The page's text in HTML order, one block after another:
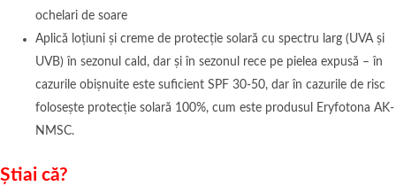
ochelari de soare
Aplică loțiuni și creme de protecție solară cu spectru larg (UVA și
UVB) în sezonul cald, dar și în sezonul rece pe pielea expusă – în
cazurile obișnuite este suficient SPF 30-50, dar în cazurile de risc
folosește protecție solară 100%, cum este produsul Eryfotona AK-
NMSC.
Știai că?